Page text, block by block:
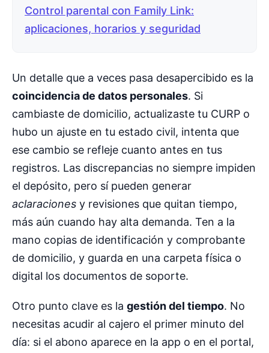
Control parental con Family Link:
aplicaciones, horarios y seguridad
Un detalle que a veces pasa desapercibido es la
coincidencia de datos personales. Si
cambiaste de domicilio, actualizaste tu CURP o
hubo un ajuste en tu estado civil, intenta que
ese cambio se refleje cuanto antes en tus
registros. Las discrepancias no siempre impiden
el depósito, pero sí pueden generar
aclaraciones y revisiones que quitan tiempo,
más aún cuando hay alta demanda. Ten a la
mano copias de identificación y comprobante
de domicilio, y guarda en una carpeta física o
digital los documentos de soporte.
Otro punto clave es la gestión del tiempo. No
necesitas acudir al cajero el primer minuto del
día: si el abono aparece en la app o en el portal,